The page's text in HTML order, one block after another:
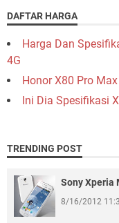
DAFTAR HARGA
Harga Dan
4G
Honor X80 Pro
Ini Dia Spesifikasi
TRENDING POST
Sony Xperia
8/16/2012